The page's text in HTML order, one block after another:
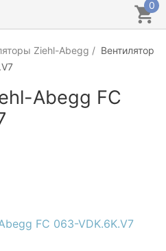
0
Ziehl-Abegg
Вентилятор
Abegg FC